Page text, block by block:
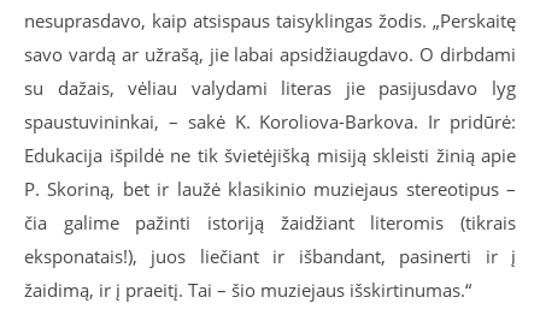
nesuprasdavo, kaip atsispaus taisyklingas žodis. „Perskaitę
savo vardą ar užrašą, jie labai apsidžiaugdavo. O dirbdami
su dažais, vėliau valydami literas jie pasijusdavo lyg
spaustuvininkai, – sakė K. Koroliova-Barkova. Ir pridūrė:
Edukacija išpildė ne tik švietėjišką misiją skleisti žinią apie
P. Skoriną, bet ir laužė klasikinio muziejaus stereotipus –
čia galime pažinti istoriją žaidžiant literomis (tikrais
eksponatais!), juos liečiant ir išbandant, pasinerti ir į
žaidimą, ir į praeitį. Tai – šio muziejaus išskirtinumas.“